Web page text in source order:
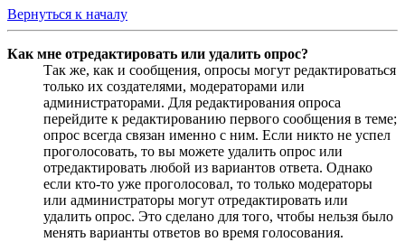
Вернуться к началу
Как мне отредактировать или удалить опрос?
Так же, как и сообщения, опросы могут редактироваться
только их создателями, модераторами или
администраторами. Для редактирования опроса
перейдите к редактированию первого сообщения в теме;
опрос всегда связан именно с ним. Если никто не успел
проголосовать, то вы можете удалить опрос или
отредактировать любой из вариантов ответа. Однако
если кто-то уже проголосовал, то только модераторы
или администраторы могут отредактировать или
удалить опрос. Это сделано для того, чтобы нельзя было
менять варианты ответов во время голосования.